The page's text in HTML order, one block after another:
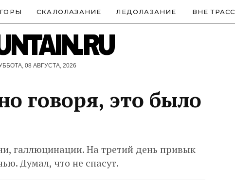
СКАЛОЛАЗАНИЕ ЛЕДОЛАЗАНИЕ ВНЕ ТРАСС
08 АВГУСТА, 2026
говоря, это было
галлюцинации. На третий день привык
Думал, что не спасут.